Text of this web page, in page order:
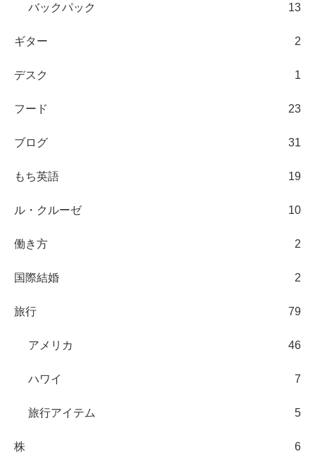
バックパック 13
ギター 2
デスク 1
フード 23
ブログ 31
もち英語 19
ル・クルーゼ 10
働き方 2
国際結婚 2
旅行 79
アメリカ 46
ハワイ 7
旅行アイテム 5
株 6